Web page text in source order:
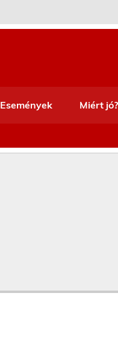
Események Miért jó?